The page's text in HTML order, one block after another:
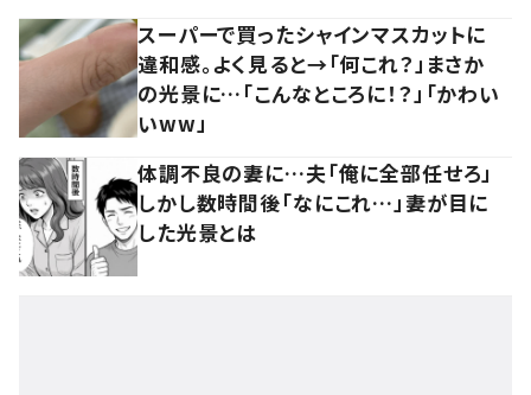
スーパーで買ったシャインマスカットに
違和感。よく見ると→「何これ？」まさか
の光景に…「こんなところに！？」「かわい
いww」
体調不良の妻に…夫「俺に全部任せろ」
しかし数時間後「なにこれ…」妻が目に
した光景とは